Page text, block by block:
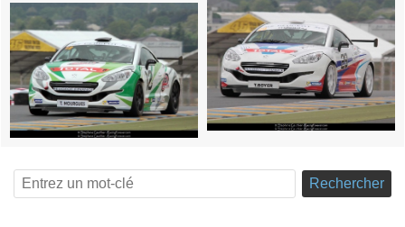
Rechercher